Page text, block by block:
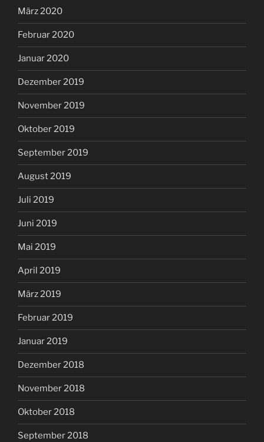
März 2020
Februar 2020
Januar 2020
Dezember 2019
November 2019
Oktober 2019
September 2019
August 2019
Juli 2019
Juni 2019
Mai 2019
April 2019
März 2019
Februar 2019
Januar 2019
Dezember 2018
November 2018
Oktober 2018
September 2018